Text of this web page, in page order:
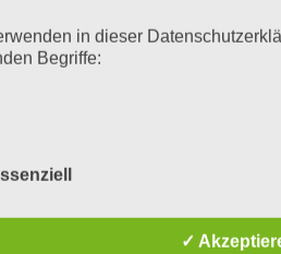
führt meistens dazu,
in dieser
Begriffe:
a) personenbezogene
Personenbezogene Daten
sich auf eine identifizierte
✓